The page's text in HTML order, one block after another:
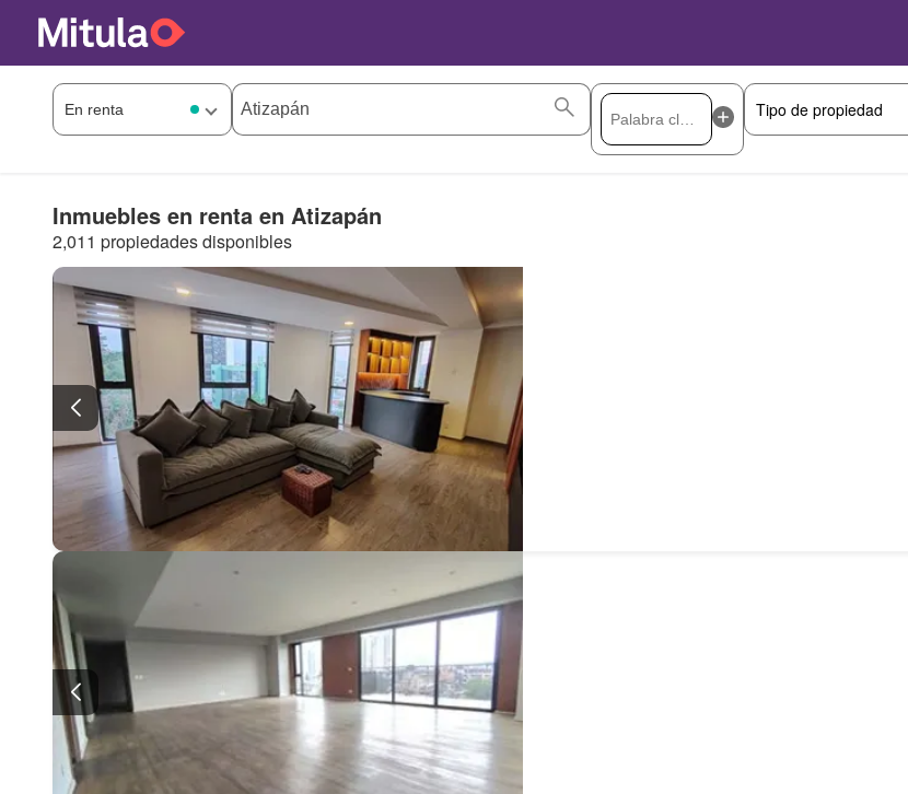
Inmuebles en renta en Atizapán
2,011 propiedades disponibles